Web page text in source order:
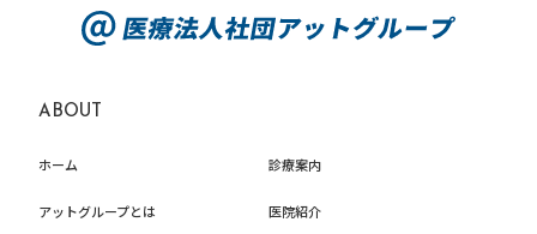
ABOUT
ホーム
アットグループとは
診療案内
医院紹介